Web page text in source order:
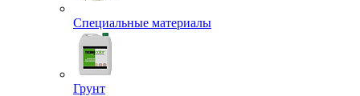
Специальные материалы
Грунт